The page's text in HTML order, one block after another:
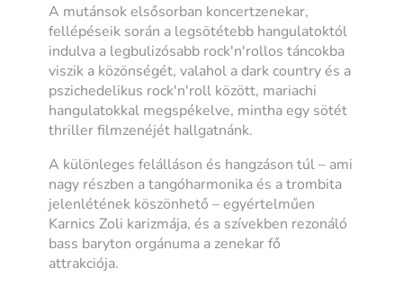
A mutánsok elsősorban koncertzenekar,
fellépéseik során a legsötétebb hangulatoktól
indulva a legbulizósabb rock'n'rollos táncokba
viszik a közönségét, valahol a dark country és a
pszichedelikus rock'n'roll között, mariachi
hangulatokkal megspékelve, mintha egy sötét
thriller filmzenéjét hallgatnánk.
A különleges felálláson és hangzáson túl – ami
nagy részben a tangóharmonika és a trombita
jelenlétének köszönhető – egyértelműen
Karnics Zoli karizmája, és a szívekben rezonáló
bass baryton orgánuma a zenekar fő
attrakciója.